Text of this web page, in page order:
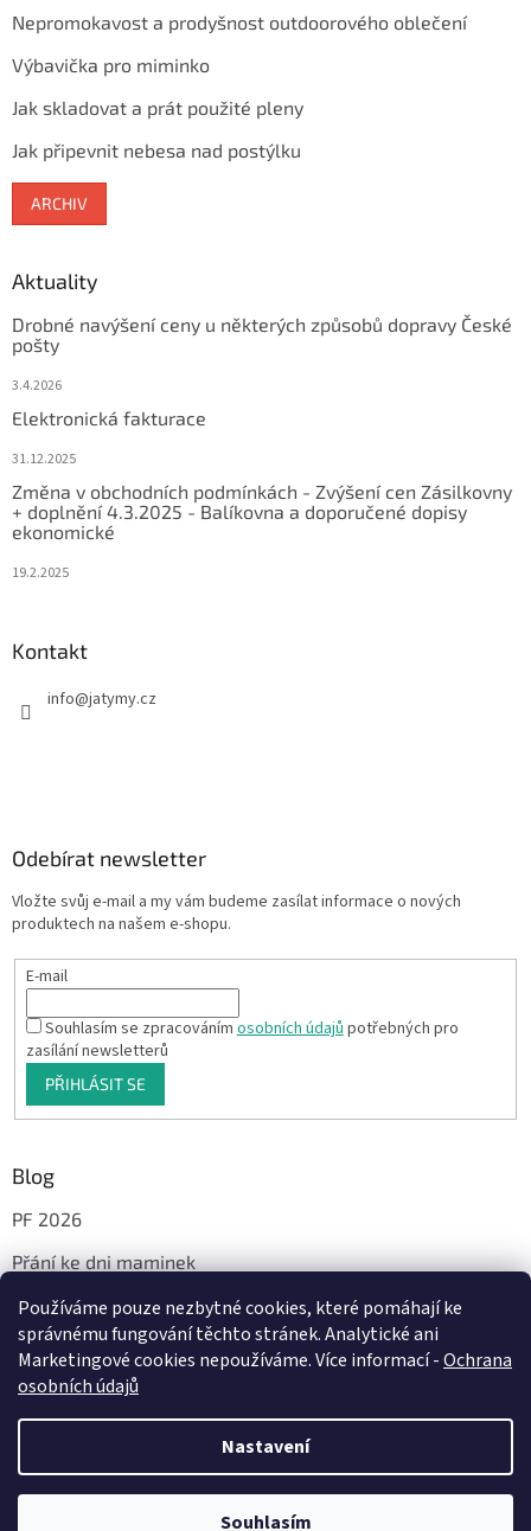
Používáme pouze nezbytné cookies, které pomáhají ke
správnému fungování těchto stránek. Analytické ani
Marketingové cookies nepoužíváme. Více informací -Ochrana
osobních údajů
Nastavení
Souhlasím
Milí, od 29.7. do 14.8.2026 bude probíhat dovolená. Vaše objednávky a
dotazy vyřídím jakmile to bude možné, nejdéle od pondělí 17.8.2026.
Nepromokavost a prodyšnost outdoorového oblečení
Výbavička pro miminko
Jak skladovat a prát použité pleny
Jak připevnit nebesa nad postýlku
ARCHIV
Aktuality
Drobné navýšení ceny u některých způsobů dopravy České
pošty
3.4.2026
Elektronická fakturace
31.12.2025
Změna v obchodních podmínkách - Zvýšení cen Zásilkovny
+ doplnění 4.3.2025 - Balíkovna a doporučené dopisy
ekonomické
19.2.2025
Kontakt
info@jatymy.cz
Odebírat newsletter
Vložte svůj e-mail a my vám budeme zasílat informace o nových
produktech na našem e-shopu.
E-mail
Souhlasím se zpracovánímosobních údajůpotřebných pro
zasílání newsletterů
PŘIHLÁSIT SE
Blog
PF 2026
Přání ke dni maminek
Facebook
Vytvořil Shoptet
JáTyMy. Všechna práva vyhrazena.